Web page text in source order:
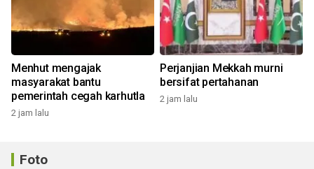
Menhut mengajak
masyarakat bantu
pemerintah cegah karhutla
2 jam lalu
Perjanjian Mekkah murni
bersifat pertahanan
2 jam lalu
Foto